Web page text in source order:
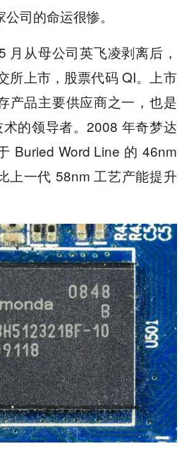
司的命运很惨。
月从母公司英飞凌剥离后，
所上市，股票代码 QI。上市
产品主要供应商之一，也是
的领导者。2008 年奇梦达
Buried Word Line 的 46nm
上一代 58nm 工艺产能提升